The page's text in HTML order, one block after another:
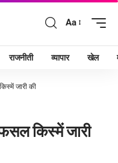
Aa
राजनीती व्यापार खेल
जारी की
किस्में जारी